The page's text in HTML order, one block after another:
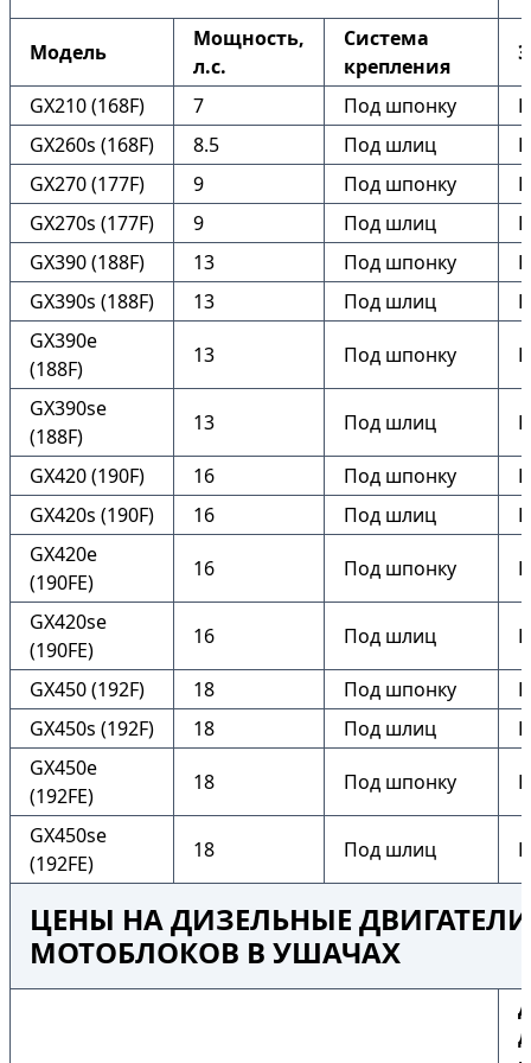
Модель
Мощность,
л.с.
Система
крепления
GX210 (168F) 7 Под шпонку
GX260s (168F)
8.5 Под шлиц
GX270 (177F)
9 Под шпонку
GX270s (177F)
9 Под шлиц
GX390 (188F)
13 Под шпонку
GX390s (188F)
13 Под шлиц
GX390e
(188F)
13 Под шпонку
GX390se
(188F)
13 Под шлиц
GX420 (190F) 16 Под шпонку
GX420s (190F)
16 Под шлиц
GX420e
(190FE)
16 Под шпонку
GX420se
(190FE)
16 Под шлиц
GX450 (192F) 18 Под шпонку
GX450s (192F)
18 Под шлиц
GX450e
(192FE)
18 Под шпонку
GX450se
(192FE)
18 Под шлиц
ЦЕНЫ НА ДИЗЕЛЬНЫЕ
МОТОБЛОКОВ В УШАЧАХ